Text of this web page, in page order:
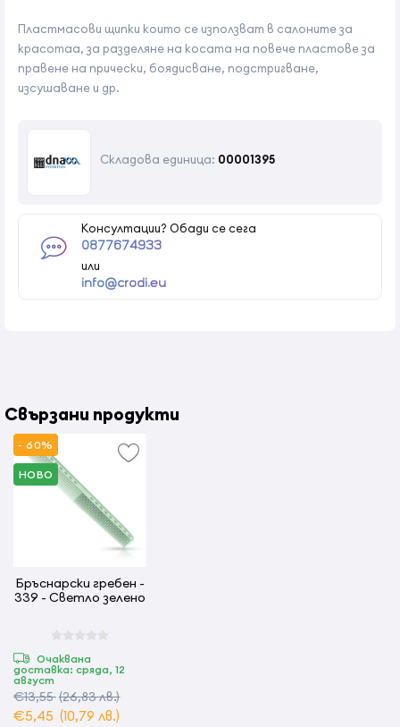
Пластмасови щипки които се използват в салоните за
красотаа, за разделяне на косата на повече пластове за
правене на прически, боядисване, подстригване,
изсушаване и др.
Складова единица: 00001395
Консултации? Обади се сега
0877674933
или
info@crodi.eu
Свързани продукти
- 60%
НОВО
Бръснарски гребен -
339 - Светло зелено
Очаквана
доставка: сряда, 12
август
€13,55(26,83 лв.)
€5,45 (10,79 лв.)